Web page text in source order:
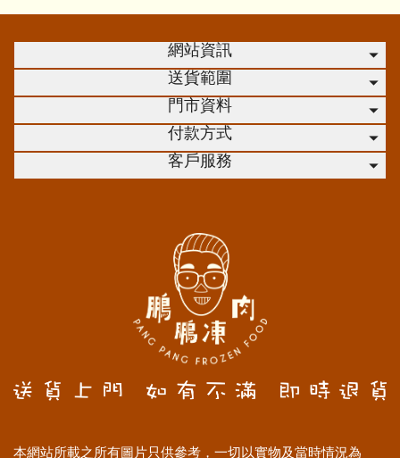
網站資訊
送貨範圍
門市資料
付款方式
客戶服務
本網站所載之所有圖片只供參考，一切以實物及當時情況為